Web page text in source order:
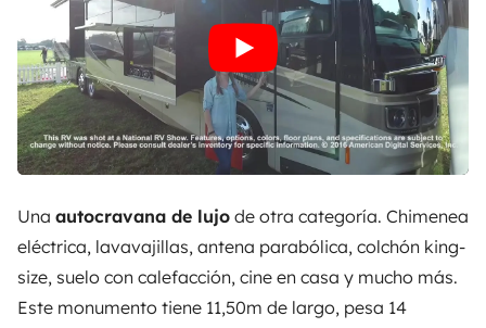
Una autocravana de lujo de otra categoría. Chimenea
eléctrica, lavavajillas, antena parabólica, colchón king-
size, suelo con calefacción, cine en casa y mucho más.
Este monumento tiene 11,50m de largo, pesa 14